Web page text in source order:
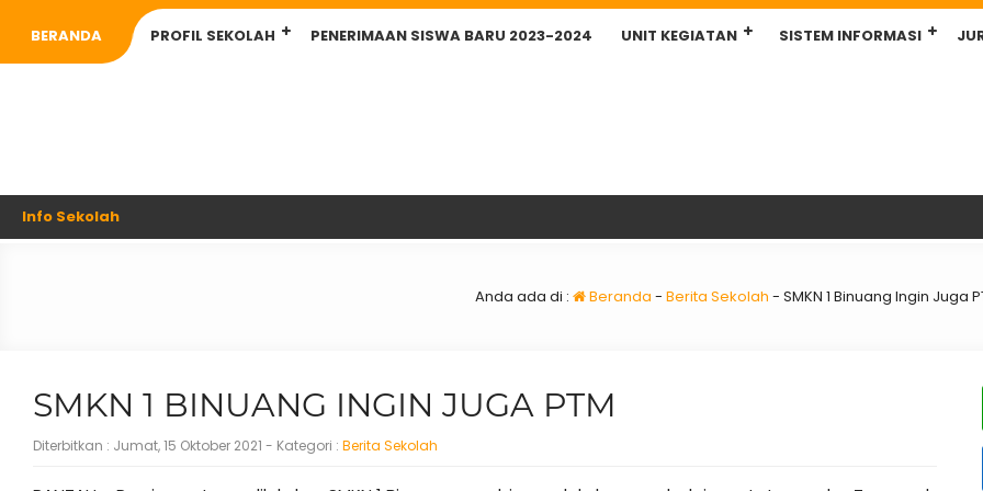
BERANDA PROFIL SEKOLAH PENERIMAAN SISWA BARU 2023-2024 UNIT KEGIATAN SISTEM INFORMASI
Info Sekolah
Anda ada di : Beranda - Berita Sekolah - SMKN 1 Binuang Ingin Juga
SMKN 1 BINUANG INGIN JUGA PTM
Diterbitkan : Jumat, 15 Oktober 2021 - Kategori : Berita Sekolah